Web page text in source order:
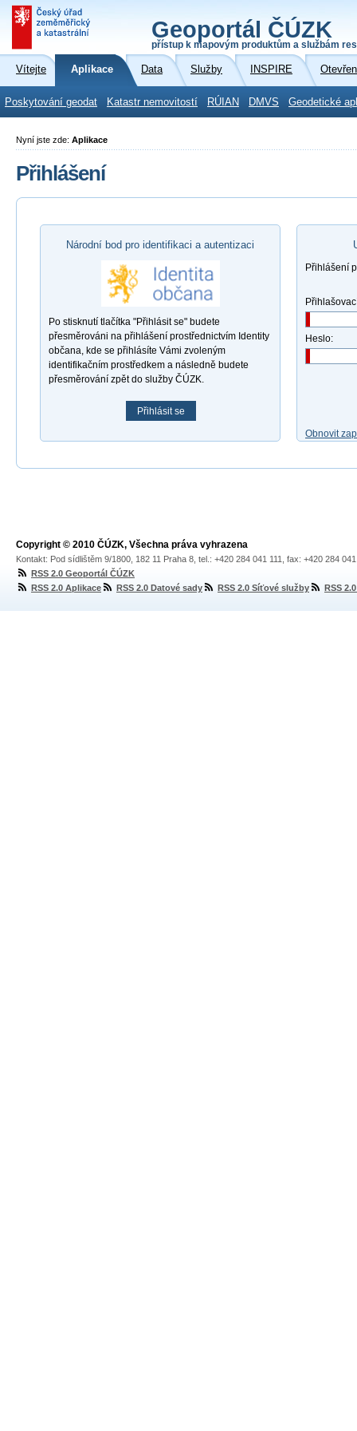
Geoportál ČÚZK
přístup k mapovým produktům a službám
Vítejte Aplikace Data Služby INSPIRE
Poskytování geodat Katastr nemovitostí RÚIAN DMVS Geodetické
Nyní jste zde: Aplikace
Přihlášení
Národní bod pro identifikaci a autentizaci
Po stisknutí tlačítka "Přihlásit se" budete
přesměrováni na přihlášení prostřednictvím Identity
občana, kde se přihlásíte Vámi zvoleným
identifikačním prostředkem a následně budete
přesměrování zpět do služby ČÚZK.
Přihlásit se
Přihlášení
Heslo:
Obnovit
Copyright © 2010 ČÚZK, Všechna práva vyhrazena
Kontakt: Pod sídlištěm 9/1800, 182 11 Praha 8, tel.: +420 284 041 111, fax: +420 284
RSS 2.0 Geoportál ČÚZK
RSS 2.0 Aplikace
RSS 2.0 Datové sady RSS 2.0 Síťové služby RSS